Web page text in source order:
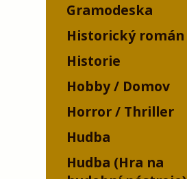
Gramodeska
Historický román
Historie
Hobby / Domov
Horror / Thriller
Hudba
Hudba (Hra na